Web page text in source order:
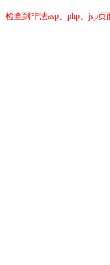
检查到非法asp、php、jsp